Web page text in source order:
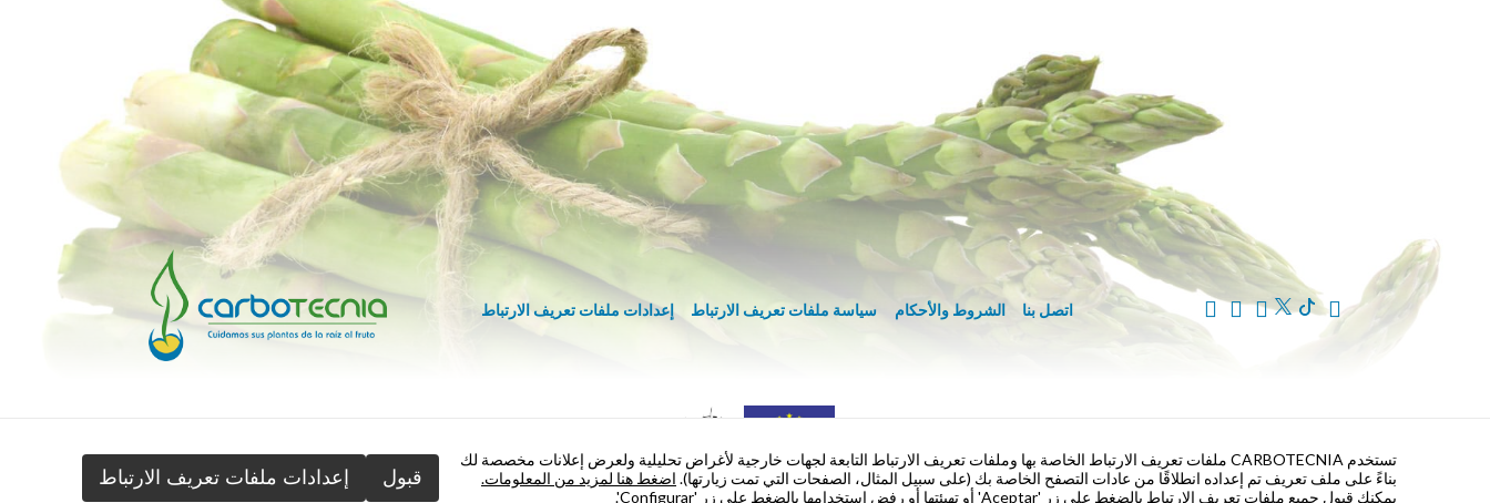
اتصل بنا الشروط والأحكام سياسة ملفات تعريف الارتباط إعدادات ملفات تعريف الارتباط
تستخدم CARBOTECNIA ملفات تعريف الارتباط الخاصة بها وملفات تعريف الارتباط التابعة لجهات خارجية لأغراض تحليلية ولعرض إعلانات مخصصة لك
بناءً على ملف تعريف تم إعداده انطلاقًا من عادات التصفح الخاصة بك (على سبيل المثال، الصفحات التي تمت زيارتها). اضغط هنا لمزيد من المعلومات.
يمكنك قبول جميع ملفات تعريف الارتباط بالضغط على زر 'Aceptar' أو تهيئتها أو رفض استخدامها بالضغط على زر 'Configurar'.
قبول إعدادات ملفات تعريف الارتباط